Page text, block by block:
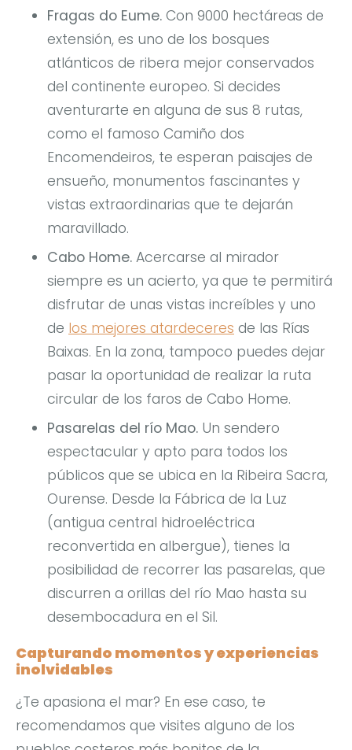
Fragas do Eume. Con 9000 hectáreas de
extensión, es uno de los bosques
atlánticos de ribera mejor conservados
del continente europeo. Si decides
aventurarte en alguna de sus 8 rutas,
como el famoso Camiño dos
Encomendeiros, te esperan paisajes de
ensueño, monumentos fascinantes y
vistas extraordinarias que te dejarán
maravillado.
Cabo Home. Acercarse al mirador
siempre es un acierto, ya que te permitirá
disfrutar de unas vistas increíbles y uno
de los mejores atardeceres de las Rías
Baixas. En la zona, tampoco puedes dejar
pasar la oportunidad de realizar la ruta
circular de los faros de Cabo Home.
Pasarelas del río Mao. Un sendero
espectacular y apto para todos los
públicos que se ubica en la Ribeira Sacra,
Ourense. Desde la Fábrica de la Luz
(antigua central hidroeléctrica
reconvertida en albergue), tienes la
posibilidad de recorrer las pasarelas, que
discurren a orillas del río Mao hasta su
desembocadura en el Sil.
Capturando momentos y experiencias
inolvidables
¿Te apasiona el mar? En ese caso, te
recomendamos que visites alguno de los